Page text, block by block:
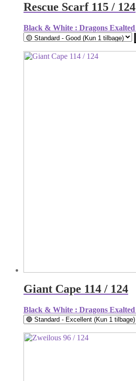
Rescue Scarf 115 / 124
Black & White : Dragons Exalted
Giant Cape 114 / 124
Black & White : Dragons Exalted